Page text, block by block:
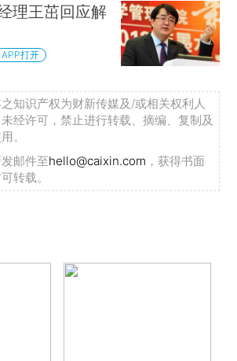
理王茁回应解
APP打开
知识产权为财新传媒及/或相关权利人
经许可，禁止进行转载、摘编、复制及
。
邮件至hello@caixin.com ，获得书面
转载。